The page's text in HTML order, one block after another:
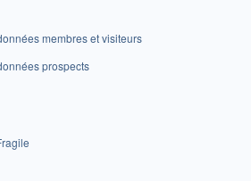
membres et visiteurs
prospects